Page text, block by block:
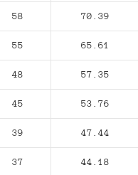
58 70.39
55 65.61
48 57.35
45 53.76
39 47.44
37 44.18